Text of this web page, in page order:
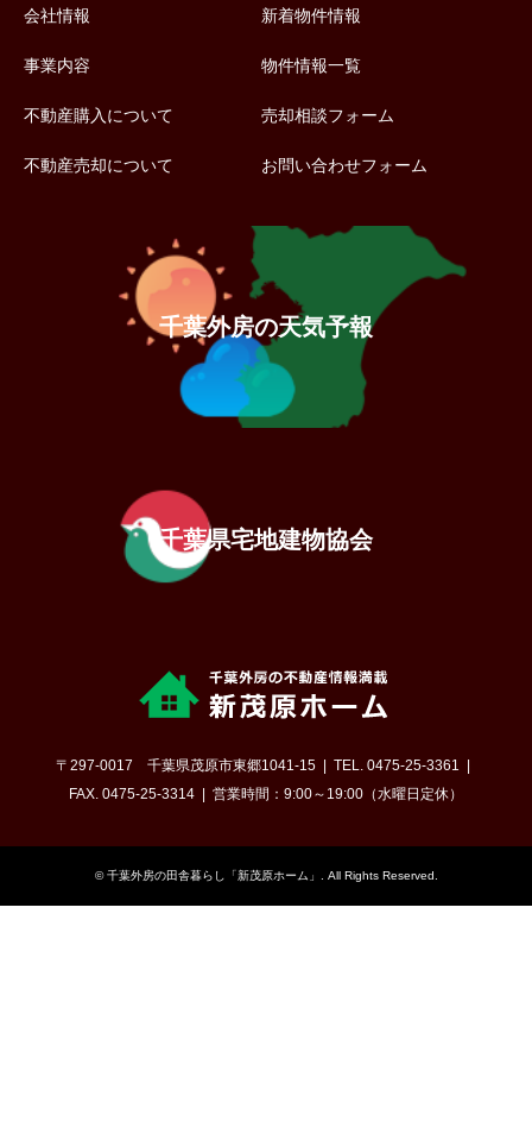
会社情報
事業内容
不動産購入について
不動産売却について
新着物件情報
物件情報一覧
売却相談フォーム
お問い合わせフォーム
千葉外房の天気予報
千葉県宅地建物協会
〒297-0017 千葉県茂原市東郷1041-15
TEL. 0475-25-3361
FAX. 0475-25-3314
営業時間：9:00～19:00（水曜日定休）
©千葉外房の田舎暮らし「新茂原ホーム」 . All Rights Reserved.